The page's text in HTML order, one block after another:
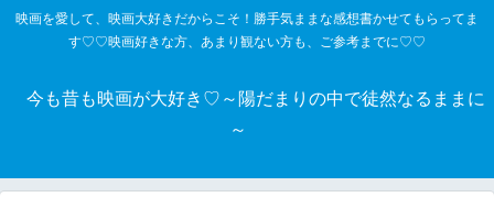
映画を愛して、映画大好きだからこそ！勝手気ままな感想書かせてもらってま
す♡♡映画好きな方、あまり観ない方も、ご参考までに♡♡
今も昔も映画が大好き♡～陽だまりの中で徒然なるままに
～